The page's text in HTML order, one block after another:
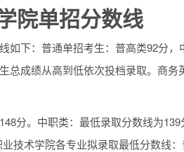
院单招分数线
如下：普通单招考生：普高类92分
总成绩从高到低依次投档录取。商
分。中职类：最低录取分数线为
技术学院各专业拟录取最低分数线